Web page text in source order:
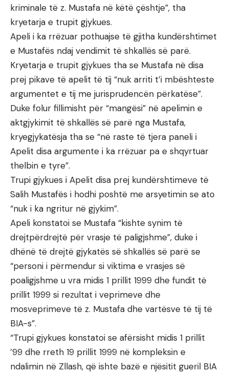
kriminale të z. Mustafa në këtë çështje”, tha
kryetarja e trupit gjykues.
Apeli i ka rrëzuar pothuajse të gjitha kundërshtimet
e Mustafës ndaj vendimit të shkallës së parë.
Kryetarja e trupit gjykues tha se Mustafa në disa
prej pikave të apelit të tij “nuk arriti t’i mbështeste
argumentet e tij me jurisprudencën përkatëse”.
Duke folur fillimisht për “mangësi” në apelimin e
aktgjykimit të shkallës së parë nga Mustafa,
kryegjykatësja tha se “në raste të tjera paneli i
Apelit disa argumente i ka rrëzuar pa e shqyrtuar
thelbin e tyre”.
Trupi gjykues i Apelit disa prej kundërshtimeve të
Salih Mustafës i hodhi poshtë me arsyetimin se ato
“nuk i ka ngritur në gjykim”.
Apeli konstatoi se Mustafa “kishte synim të
drejtpërdrejtë për vrasje të paligjshme”, duke i
dhënë të drejtë gjykatës së shkallës së parë se
“personi i përmendur si viktima e vrasjes së
poaligjshme u vra midis 1 prillit 1999 dhe fundit të
prillit 1999 si rezultat i veprimeve dhe
mosveprimeve të z. Mustafa dhe vartësve të tij të
BIA-s”.
“Trupi gjykues konstatoi se afërsisht midis 1 prillit
’99 dhe rreth 19 prillit 1999 në kompleksin e
ndalimin në Zllash, që ishte bazë e njësitit gueril BIA